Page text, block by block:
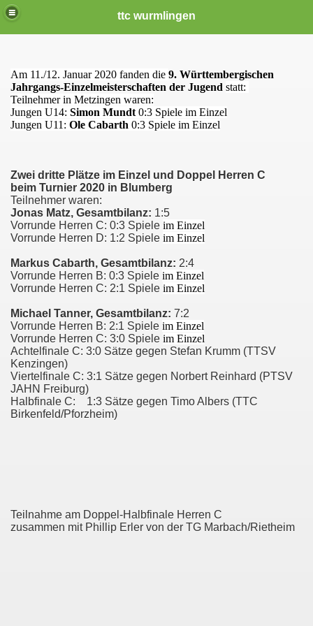
ttc wurmlingen
Am 11./12. Januar 2020 fanden die 9. Württembergischen
Jahrgangs-Einzelmeisterschaften der Jugend statt:
Teilnehmer in Metzingen waren:
Jungen U14: Simon Mundt 0:3 Spiele im Einzel
Jungen U11: Ole Cabarth 0:3 Spiele im Einzel
Zwei dritte Plätze im Einzel und Doppel Herren C
beim Turnier 2020 in Blumberg
Teilnehmer waren:
Jonas Matz, Gesamtbilanz: 1:5
Vorrunde Herren C: 0:3 Spiele im Einzel
Vorrunde Herren D: 1:2 Spiele im Einzel
Markus Cabarth, Gesamtbilanz: 2:4
Vorrunde Herren B: 0:3 Spiele im Einzel
Vorrunde Herren C: 2:1 Spiele im Einzel
Michael Tanner, Gesamtbilanz: 7:2
Vorrunde Herren B: 2:1 Spiele im Einzel
Vorrunde Herren C: 3:0 Spiele im Einzel
Achtelfinale C: 3:0 Sätze gegen Stefan Krumm (TTSV
Kenzingen)
Viertelfinale C: 3:1 Sätze gegen Norbert Reinhard (PTSV
JAHN Freiburg)
Halbfinale C: 1:3 Sätze gegen Timo Albers (TTC
Birkenfeld/Pforzheim)
Teilnahme am Doppel-Halbfinale Herren C
zusammen mit Phillip Erler von der TG Marbach/Rietheim